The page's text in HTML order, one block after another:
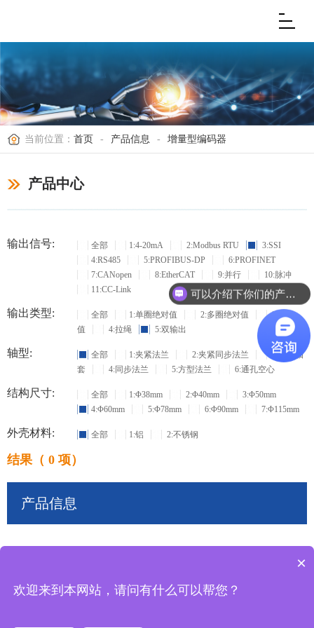
当前位置： 首页 - 产品信息 - 增量型编码器
产品中心
输出信号: 全部 1:4-20mA 2:Modbus RTU
3:SSI
4:RS485
5:PROFIBUS-DP
6:PROFINET
7:CANopen
8:EtherCAT 9:并行
10:脉冲
11:CC-Link
输出类型: 全部 1:单圈绝对值 2:多圈绝对值
3:增量
值
4:拉绳 5:双输出
轴型: 全部 1:夹紧法兰 2:夹紧同步法兰
3:盲孔轴
套
4:同步法兰 5:方型法兰 6:通孔空心
结构尺寸: 全部 1:Φ38mm 2:Φ40mm
3:Φ50mm
4:Φ60mm
5:Φ78mm 6:Φ90mm 7:Φ115mm
外壳材料: 全部 1:铝 2:不锈钢
结果（ 0 项）
产品信息
可以介绍下你们的产品么？
×
欢迎来到本网站，请问有什么可以帮您？